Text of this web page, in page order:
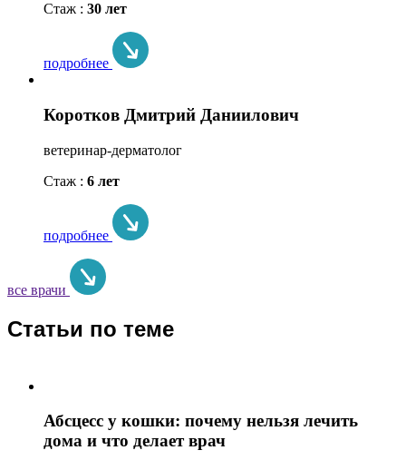
Стаж : 30 лет
подробнее
Коротков Дмитрий Даниилович
ветеринар-дерматолог
Стаж : 6 лет
подробнее
все врачи
Статьи по теме
Абсцесс у кошки: почему нельзя лечить
дома и что делает врач